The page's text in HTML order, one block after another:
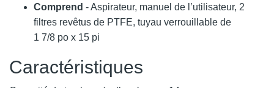
Comprend - Aspirateur, manuel de l’utilisateur, 2
filtres revêtus de PTFE, tuyau verrouillable de
1 7/8 po x 15 pi
Caractéristiques